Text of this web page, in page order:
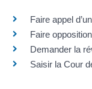
Faire appel
Faire
Demander la
Saisir la Cour